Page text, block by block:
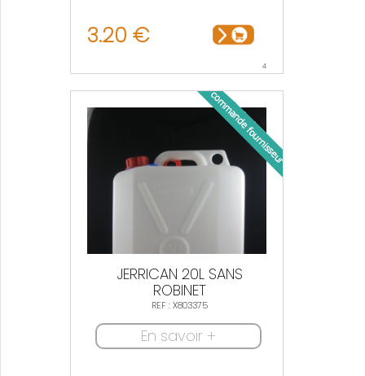
3.20 €
4
JERRICAN 20L SANS
ROBINET
REF : X803375
En savoir +